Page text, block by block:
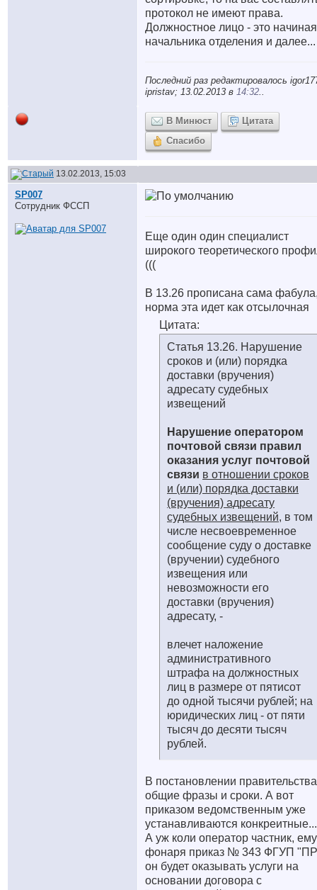
протокол не имеют права.
Должностное лицо - это
начальника отделения и далее...
Последний раз редактировалось
ipristav; 13.02.2013 в 14:32..
В Минюст
Цитата
Спасибо
13.02.2013, 15:03
SP007
Сотрудник ФССП
Еще один один специалист
широкого теоретического
(((
В 13.26 прописана сама
норма эта идет как отсылочная
Цитата:
Статья 13.26. Нарушение
сроков и (или) порядка
доставки (вручения)
адресату судебных
извещений
Нарушение оператором
почтовой связи правил
оказания услуг почтовой
связи в отношении сроков
и (или) порядка доставки
(вручения) адресату
судебных извещений, в том
числе несвоевременное
сообщение суду о доставке
(вручении) судебного
извещения или
невозможности его
доставки (вручения)
адресату, -
влечет наложение
административного
штрафа на должностных
лиц в размере от пятисот
до одной тысячи рублей; на
юридических лиц - от пяти
тысяч до десяти тысяч
рублей.
В постановлении правительства
общие фразы и сроки. А вот
приказом ведомственным уже
устанавливаются конкреитные...
А уж коли оператор частник,
фонаря приказ № 343 ФГУП
он будет оказывать услуги на
основании договора с